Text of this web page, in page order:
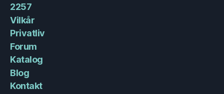
2257
Vilkår
Privatliv
Forum
Katalog
Blog
Kontakt